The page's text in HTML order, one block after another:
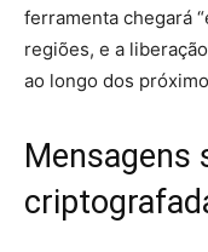
ferramenta chegará
regiões, e a
ao longo dos
Mensagens